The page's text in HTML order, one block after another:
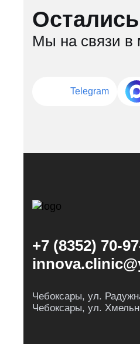
Мы на связи в
Telegram
+7 (8352) 70-
Чебоксары, ул.
Чебоксары, ул.